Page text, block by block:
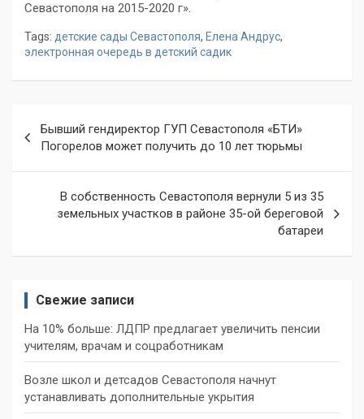
Севастополя на 2015-2020 г».
Tags: детские сады Севастополя, Елена Андрус,
электронная очередь в детский садик
по
записям
Бывший гендиректор ГУП Севастополя «БТИ»
Погорелов может получить до 10 лет тюрьмы
В собственность Севастополя вернули 5 из 35
земельных участков в районе 35-ой береговой
батареи
Свежие записи
На 10% больше: ЛДПР предлагает увеличить пенсии
учителям, врачам и соцработникам
Возле школ и детсадов Севастополя начнут
устанавливать дополнительные укрытия